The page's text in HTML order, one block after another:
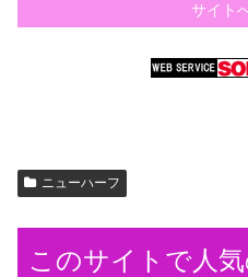
サイト
ニューハーフ
このサイトで人